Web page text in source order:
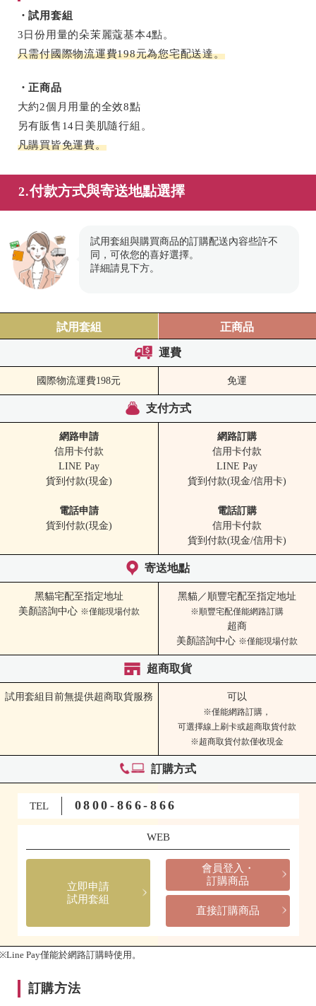
・試用套組
3日份用量的朵茉麗蔻基本4點。
只需付國際物流運費198元為您宅配送達。
・正商品
大約2個月用量的全效8點
另有販售14日美肌隨行組。
凡購買皆免運費。
2.付款方式與寄送地點選擇
試用套組與購買商品的訂購配送內容些許不
同，可依您的喜好選擇。
詳細請見下方。
試用套組 正商品
運費
國際物流運費198元 免運
支付方式
網路申請
信用卡付款
LINE Pay
貨到付款(現金)
電話申請
貨到付款(現金)
網路訂購
信用卡付款
LINE Pay
貨到付款(現金/信用卡)
電話訂購
信用卡付款
貨到付款(現金/信用卡)
寄送地點
黑貓宅配至指定地址
美顏諮詢中心 ※僅能現場付款
黑貓／順豐宅配至指定地址
※順豐宅配僅能網路訂購
超商
美顏諮詢中心 ※僅能現場付款
超商取貨
試用套組目前無提供超商取貨服務 可以
※僅能網路訂購，
可選擇線上刷卡或超商取貨付款
※超商取貨付款僅收現金
訂購方式
TEL 0800-866-866
WEB
立即申請
試用套組
會員登入・
訂購商品
直接訂購商品
※Line Pay僅能於網路訂購時使用。
訂購方法